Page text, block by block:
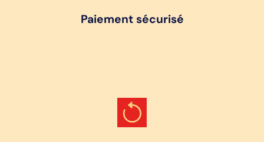
Paiement sécurisé